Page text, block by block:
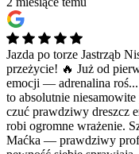
Jazda po torze Jastrząb
przeżycie! 🔥 Już od
emocji — adrenalina roś...
to absolutnie
czuć prawdziwy dreszcz
robi ogromne wrażenie.
Maćka — prawdziwy